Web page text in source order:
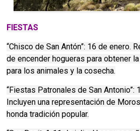
FIESTAS
“Chisco de San Antón”: 16 de enero.
de encender hogueras para obtener
para los animales y la cosecha.
“Fiestas Patronales de San Antonio”:
Incluyen una representación de
honda tradición popular.